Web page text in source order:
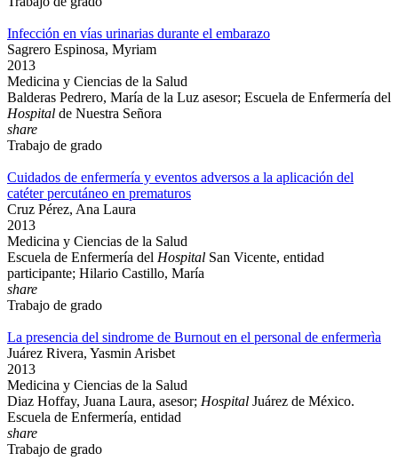
Infección en vías urinarias durante el embarazo
Sagrero Espinosa, Myriam
2013
Medicina y Ciencias de la Salud
Balderas Pedrero, María de la Luz asesor; Escuela de Enfermería del
Hospital de Nuestra Señora
share
Trabajo de grado
Cuidados de enfermería y eventos adversos a la aplicación del
catéter percutáneo en prematuros
Cruz Pérez, Ana Laura
2013
Medicina y Ciencias de la Salud
Escuela de Enfermería del Hospital San Vicente, entidad
participante; Hilario Castillo, María
share
Trabajo de grado
La presencia del sindrome de Burnout en el personal de enfermerìa
Juárez Rivera, Yasmin Arisbet
2013
Medicina y Ciencias de la Salud
Diaz Hoffay, Juana Laura, asesor; Hospital Juárez de México.
Escuela de Enfermería, entidad
share
Trabajo de grado